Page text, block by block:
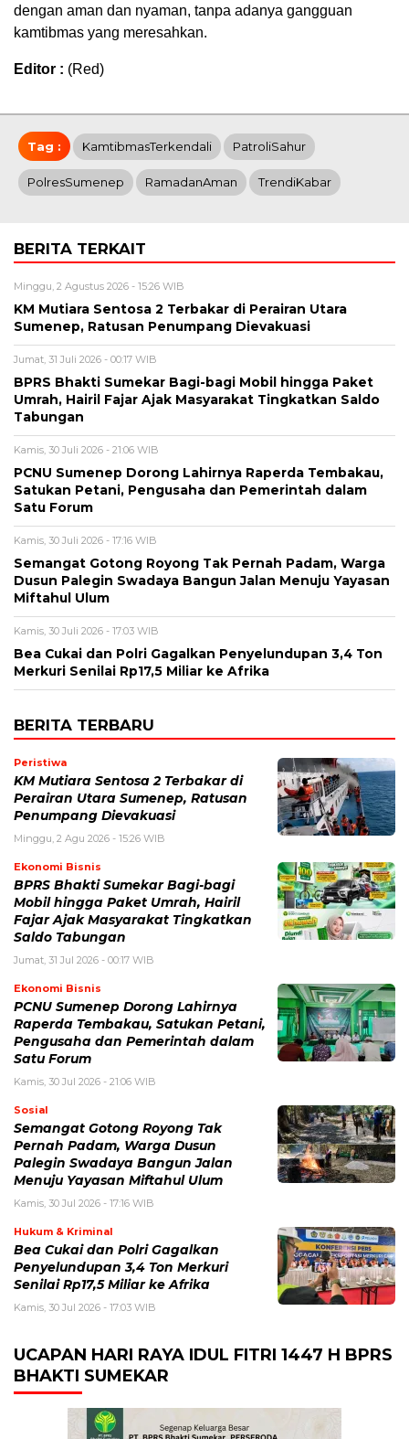
dengan aman dan nyaman, tanpa adanya gangguan
kamtibmas yang meresahkan.
Editor : (Red)
Tag : KamtibmasTerkendali PatroliSahur
PolresSumenep RamadanAman TrendiKabar
BERITA TERKAIT
Minggu, 2 Agustus 2026 - 15:26 WIB
KM Mutiara Sentosa 2 Terbakar di Perairan Utara
Sumenep, Ratusan Penumpang Dievakuasi
Jumat, 31 Juli 2026 - 00:17 WIB
BPRS Bhakti Sumekar Bagi-bagi Mobil hingga Paket
Umrah, Hairil Fajar Ajak Masyarakat Tingkatkan Saldo
Tabungan
Kamis, 30 Juli 2026 - 21:06 WIB
PCNU Sumenep Dorong Lahirnya Raperda Tembakau,
Satukan Petani, Pengusaha dan Pemerintah dalam
Satu Forum
Kamis, 30 Juli 2026 - 17:16 WIB
Semangat Gotong Royong Tak Pernah Padam, Warga
Dusun Palegin Swadaya Bangun Jalan Menuju Yayasan
Miftahul Ulum
Kamis, 30 Juli 2026 - 17:03 WIB
Bea Cukai dan Polri Gagalkan Penyelundupan 3,4 Ton
Merkuri Senilai Rp17,5 Miliar ke Afrika
BERITA TERBARU
Peristiwa
KM Mutiara Sentosa 2 Terbakar di
Perairan Utara Sumenep, Ratusan
Penumpang Dievakuasi
Minggu, 2 Agu 2026 - 15:26 WIB
Ekonomi Bisnis
BPRS Bhakti Sumekar Bagi-bagi
Mobil hingga Paket Umrah, Hairil
Fajar Ajak Masyarakat Tingkatkan
Saldo Tabungan
Jumat, 31 Jul 2026 - 00:17 WIB
Ekonomi Bisnis
PCNU Sumenep Dorong Lahirnya
Raperda Tembakau, Satukan Petani,
Pengusaha dan Pemerintah dalam
Satu Forum
Kamis, 30 Jul 2026 - 21:06 WIB
Sosial
Semangat Gotong Royong Tak
Pernah Padam, Warga Dusun
Palegin Swadaya Bangun Jalan
Menuju Yayasan Miftahul Ulum
Kamis, 30 Jul 2026 - 17:16 WIB
Hukum & Kriminal
Bea Cukai dan Polri Gagalkan
Penyelundupan 3,4 Ton Merkuri
Senilai Rp17,5 Miliar ke Afrika
Kamis, 30 Jul 2026 - 17:03 WIB
UCAPAN HARI RAYA IDUL FITRI 1447 H BPRS
BHAKTI SUMEKAR